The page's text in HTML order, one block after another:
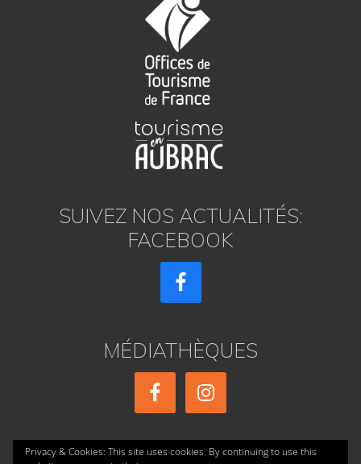
SUIVEZ NOS ACTUALITÉS:
FACEBOOK
MÉDIATHÈQUES
Privacy & Cookies: This site uses cookies. By continuing to use this